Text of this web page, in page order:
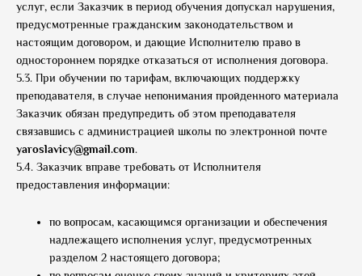
услуг, если Заказчик в период обучения допускал нарушения,
предусмотренные гражданским законодательством и
настоящим договором, и дающие Исполнителю право в
одностороннем порядке отказаться от исполнения договора.
5.3. При обучении по тарифам, включающих поддержку
преподавателя, в случае непонимания пройденного материала
Заказчик обязан предупредить об этом преподавателя
связавшись с администрацией школы по электронной почте
yaroslavicy@gmail.com.
5.4. Заказчик вправе требовать от Исполнителя
предоставления информации:
по вопросам, касающимся организации и обеспечения
надлежащего исполнения услуг, предусмотренных
разделом 2 настоящего договора;